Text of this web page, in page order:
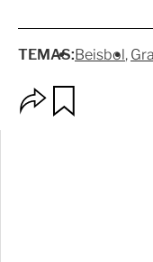
TEMAS:Beisbol
p